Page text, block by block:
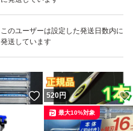
このユーザーは設定した発送日数内に
発送しています
いいね！
1,050
いいね！
520円
最大10%対象